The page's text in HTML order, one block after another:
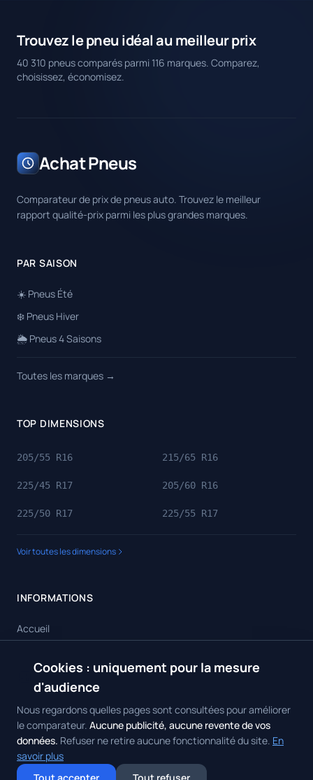
Trouvez le pneu idéal au meilleur prix
40 310 pneus comparés parmi 116 marques. Comparez,
choisissez, économisez.
Achat Pneus
Comparateur de prix de pneus auto. Trouvez le meilleur
rapport qualité-prix parmi les plus grandes marques.
PAR SAISON
☀️ Pneus Été
❄️ Pneus Hiver
🌦️ Pneus 4 Saisons
Toutes les marques →
TOP DIMENSIONS
205/55 R16 215/65 R16
225/45 R17 205/60 R16
225/50 R17 225/55 R17
Voir toutes les dimensions
INFORMATIONS
Accueil
Toutes les marques
Contact
© 2026 Achat Pneus. Tous droits réservés.Mentions Légales
Cookies : uniquement pour la mesure
d'audience
Nous regardons quelles pages sont consultées pour améliorer
le comparateur. Aucune publicité, aucune revente de vos
données. Refuser ne retire aucune fonctionnalité du site. En
savoir plus